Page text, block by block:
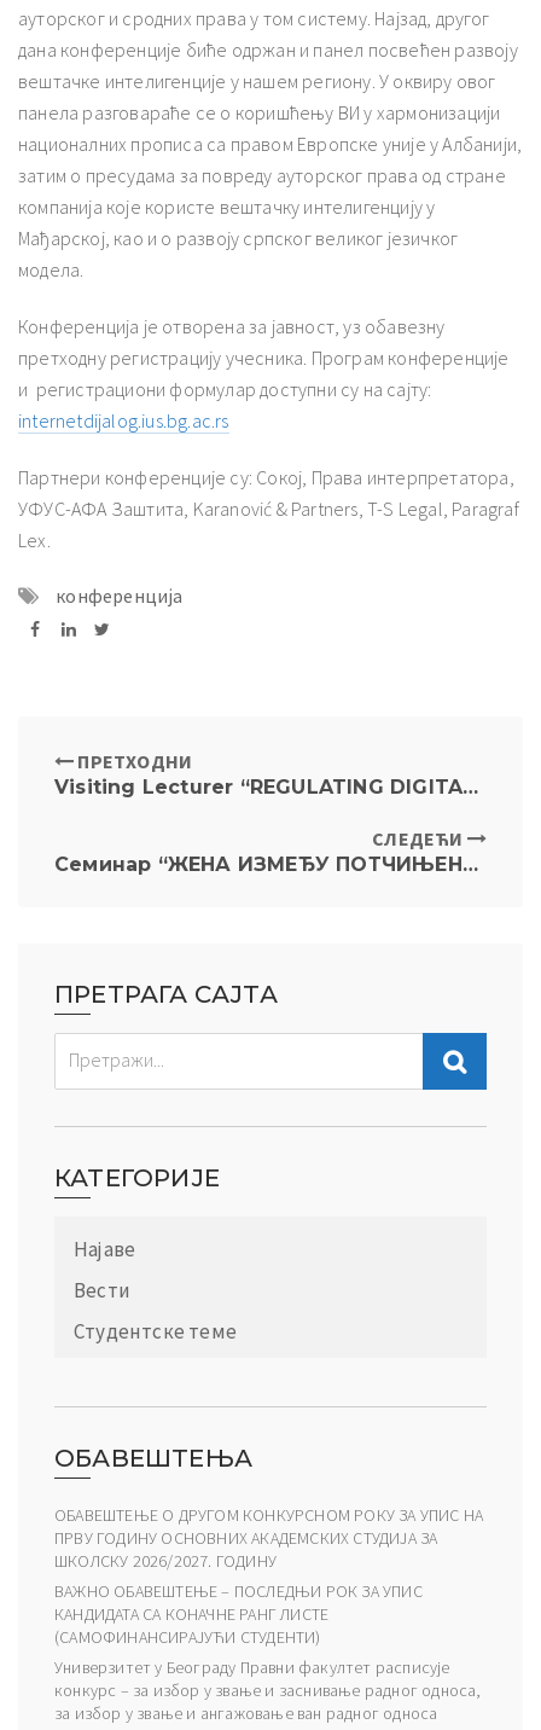
ауторског и сродних права у том систему. Најзад, другог
дана конференције биће одржан и панел посвећен развоју
вештачке интелигенције у нашем региону. У оквиру овог
панела разговараће се о коришћењу ВИ у хармонизацији
националних прописа са правом Европске уније у Албанији,
затим о пресудама за повреду ауторског права од стране
компанија које користе вештачку интелигенцију у
Мађарској, као и о развоју српског великог језичког
модела.
Конференција је отворена за јавност, уз обавезну
претходну регистрацију учесника. Програм конференције
и регистрациони формулар доступни су на сајту:
internetdijalog.ius.bg.ac.rs
Партнери конференције су: Сокој, Права интерпретатора,
УФУС-АФА Заштита, Karanović & Partners, T-S Legal, Paragraf
Lex.
конференција
ПРЕТХОДНИ
Visiting Lecturer “REGULATING DIGITAL PLATFORMS: FROM RULES-BASED TO PRINCIPLES-BASED REGULATION” Juan Montero May 19th at 14.00, Conference Hall
СЛЕДЕЋИ
Семинар “ЖЕНА ИЗМЕЂУ ПОТЧИЊЕНОСТИ И ЕМАНЦИПАЦИЈЕ: ИСТОРИЈСКИ И САВРЕМЕНИ АСПЕКТИ РОДНЕ РАВНОПРАВНОСТИ” 26. мај 11ч, Свечана сала
ПРЕТРАГА САЈТА
КАТЕГОРИЈЕ
Најаве
Вести
Студентске теме
ОБАВЕШТЕЊА
ОБАВЕШТЕЊЕ О ДРУГОМ КОНКУРСНОМ РОКУ ЗА УПИС НА
ПРВУ ГОДИНУ ОСНОВНИХ АКАДЕМСКИХ СТУДИЈА ЗА
ШКОЛСКУ 2026/2027. ГОДИНУ
ВАЖНО ОБАВЕШТЕЊЕ – ПОСЛЕДЊИ РОК ЗА УПИС
КАНДИДАТА СА КОНАЧНЕ РАНГ ЛИСТЕ
(САМОФИНАНСИРАЈУЋИ СТУДЕНТИ)
Универзитет у Београду Правни факултет расписује
конкурс – за избор у звање и заснивање радног односа,
за избор у звање и ангажовање ван радног односа